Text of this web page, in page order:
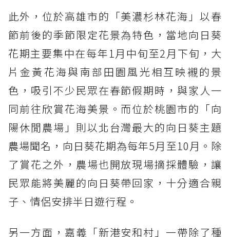
此外，位於高雄市的「美濃杉林花海」以春
節前後的季節限定花景為特色，當地向日葵
花期主要集中在每年1月中旬至2月下旬，大
片金黃花海與南部田園風光相互映襯的景
色，吸引不少民眾在春節假期時，與家人一
同前往欣賞花海美景。而位於桃園市的「向
陽休閒農場」則以北台灣最大的向日葵主題
農場聞名，向日葵花期為每年5月至10月。除
了賞花之外，農場也開放現場摘採體驗，讓
民眾能將美麗的向日葵帶回家，十分適合親
子、情侶安排半日遊行程。
另一方面，嘉義「新港安和村」一帶除了種